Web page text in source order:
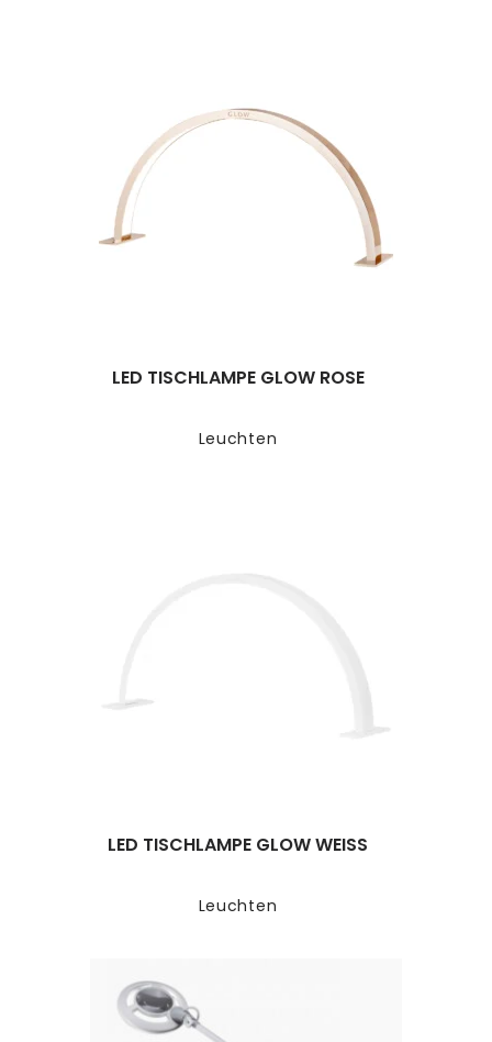
Leuchten
LED TISCHLAMPE GLOW ROSE
Leuchten
LED TISCHLAMPE GLOW WEISS